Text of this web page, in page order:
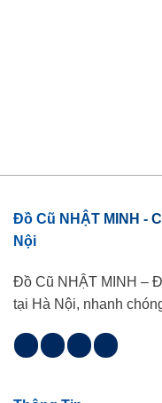
Đồ Cũ NHẬT MINH -
Nội
Đồ Cũ NHẬT MINH –
tại Hà Nội, nhanh